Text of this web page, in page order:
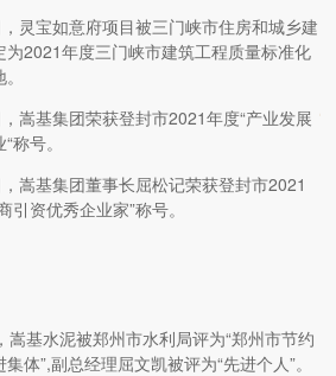
灵宝如意府项目被三门峡市住房和城乡建
为2021年度三门峡市建筑工程质量标准化
嵩基集团荣获登封市2021年度“产业发展
称号。
嵩基集团董事长屈松记荣获登封市2021
引资优秀企业家”称号。
嵩基水泥被郑州市水利局评为“郑州市节约
集体”,副总经理屈文凯被评为“先进个人”。